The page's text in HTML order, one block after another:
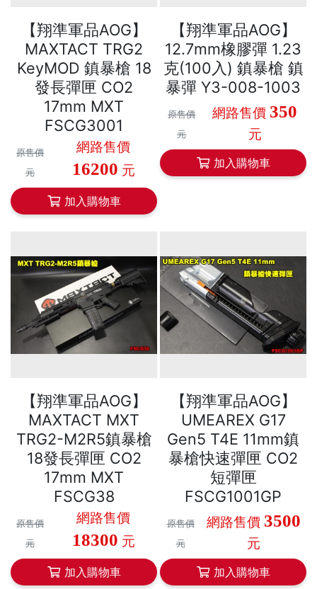
【翔準軍品AOG】
MAXTACT TRG2
KeyMOD 鎮暴槍 18
發長彈匣 CO2
17mm MXT
FSCG3001
原售價
元
網路售價
16200 元
加入購物車
【翔準軍品AOG】
12.7mm橡膠彈 1.23
克(100入) 鎮暴槍 鎮
暴彈 Y3-008-1003
原售價
元
網路售價 350
元
加入購物車
【翔準軍品AOG】
MAXTACT MXT
TRG2-M2R5鎮暴槍
18發長彈匣 CO2
17mm MXT
FSCG38
原售價
元
網路售價
18300 元
加入購物車
【翔準軍品AOG】
UMEAREX G17
Gen5 T4E 11mm鎮
暴槍快速彈匣 CO2
短彈匣
FSCG1001GP
原售價
元
網路售價 3500
元
加入購物車